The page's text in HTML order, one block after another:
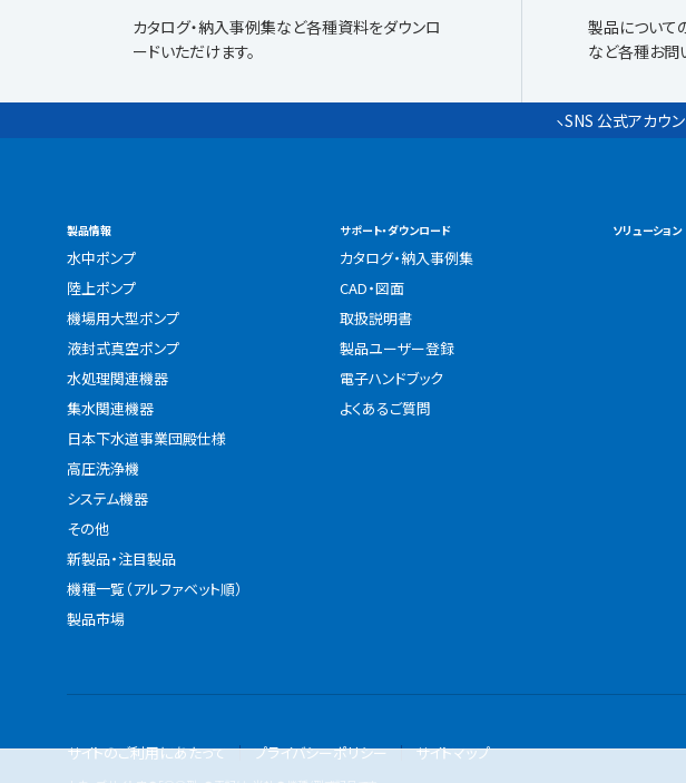
カタログ・納入事例集など各種資料をダウンロ
ードいただけます。
製品について
など各種お問
SNS 公式アカウ
製品情報
水中ポンプ
陸上ポンプ
機場用大型ポンプ
液封式真空ポンプ
水処理関連機器
集水関連機器
日本下水道事業団殿仕様
高圧洗浄機
システム機器
その他
新製品・注目製品
機種一覧（アルファベット順）
製品市場
サポート・ダウンロード
カタログ・納入事例集
CAD・図面
取扱説明書
製品ユーザー登録
電子ハンドブック
よくあるご質問
ソリューション
サイトのご利用にあたって プライバシーポリシー サイトマップ